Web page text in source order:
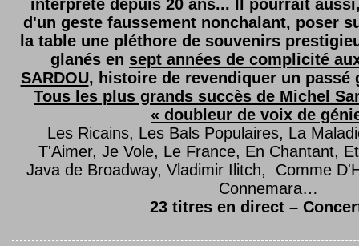
interprète depuis 20 ans... Il pourrait
d'un geste faussement nonchalant, poser
la table une pléthore de souvenirs
glanés en sept années de complicité
SARDOU, histoire de revendiquer un passé
Tous les plus grands succès de Michel
« doubleur de voix de
Les Ricains, Les Bals Populaires, La
T'Aimer, Je Vole, Le France, En Chantant,
Java de Broadway, Vladimir Ilitch, Comme
Connemara…
23 titres en direct –